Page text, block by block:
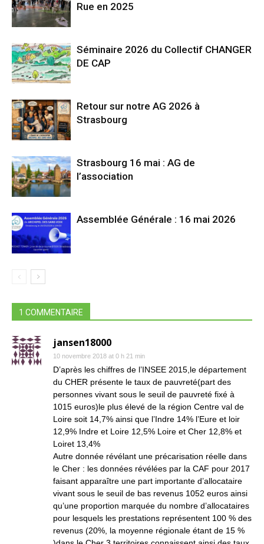
Rue en 2025
Séminaire 2026 du Collectif CHANGER
DE CAP
Retour sur notre AG 2026 à
Strasbourg
Strasbourg 16 mai : AG de
l’association
Assemblée Générale : 16 mai 2026
1 COMMENTAIRE
jansen18000
10 novembre 2018 at 0 h 21 min
D’après les chiffres de l’INSEE 2015,le département
du CHER présente le taux de pauvreté(part des
personnes vivant sous le seuil de pauvreté fixé à
1015 euros)le plus élevé de la région Centre val de
Loire soit 14,7% ainsi que l’Indre 14% l’Eure et loir
12,9% Indre et Loire 12,5% Loire et Cher 12,8% et
Loiret 13,4%
Autre donnée révélant une précarisation réelle dans
le Cher : les données révélées par la CAF pour 2017
faisant apparaître une part importante d’allocataire
vivant sous le seuil de bas revenus 1052 euros ainsi
qu’une proportion marquée du nombre d’allocataires
pour lesquels les prestations représentent 100 % des
revenus (20%, la moyenne régionale étant de 15 %